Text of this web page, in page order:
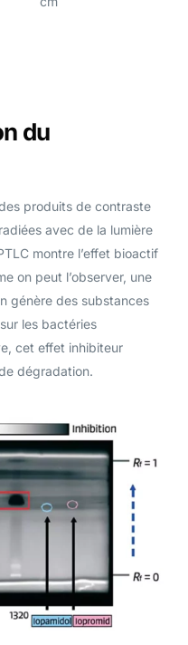
du
produits de contraste
avec de la lumière
montre l’effet bioactif
on peut l’observer, une
génère des substances
les bactéries
cet effet inhibiteur
dégradation.